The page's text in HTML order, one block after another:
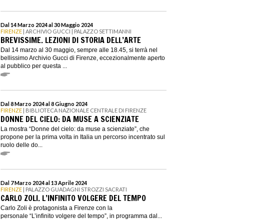
Dal 14 Marzo 2024 al 30 Maggio 2024
FIRENZE | ARCHIVIO GUCCI | PALAZZO SETTIMANNI
BREVISSIME. LEZIONI DI STORIA DELL’ARTE
Dal 14 marzo al 30 maggio, sempre alle 18.45, si terrà nel
bellissimo Archivio Gucci di Firenze, eccezionalmente aperto
al pubblico per questa ...
Dal 8 Marzo 2024 al 8 Giugno 2024
FIRENZE | BIBLIOTECA NAZIONALE CENTRALE DI FIRENZE
DONNE DEL CIELO: DA MUSE A SCIENZIATE
La mostra “Donne del cielo: da muse a scienziate”, che
propone per la prima volta in Italia un percorso incentrato sul
ruolo delle do...
Dal 7 Marzo 2024 al 13 Aprile 2024
FIRENZE | PALAZZO GUADAGNI STROZZI SACRATI
CARLO ZOLI. L’INFINITO VOLGERE DEL TEMPO
Carlo Zoli è protagonista a Firenze con la
personale “L’infinito volgere del tempo”, in programma dal...